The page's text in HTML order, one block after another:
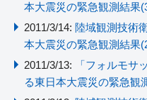
本大震災の緊急観測結果
2011/3/14: 陸域観測技術
本大震災の緊急観測結果
2011/3/13:
「フォルモサ
る東日本大震災の緊急観